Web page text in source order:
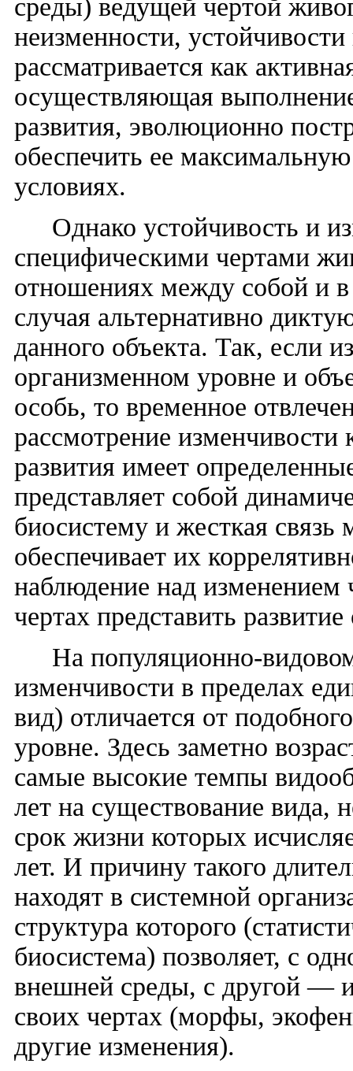
среды) ведущей чертой
неизменности,
рассматривается как
осуществляющая
развития, эволюционно
обеспечить ее
условиях.
Однако устойчивость и
специфическими чертами
отношениях между собой и в
случая альтернативно
данного объекта. Так, если
организменном уровне и
особь, то временное
рассмотрение изменчивости
развития имеет
представляет собой
биосистему и жесткая связь
обеспечивает их
наблюдение над изменением
чертах представить
На популяционно-
изменчивости в пределах
вид) отличается от
уровне. Здесь заметно
самые высокие темпы
лет на существование вида,
срок жизни которых
лет. И причину такого
находят в системной
структура которого
биосистема) позволяет, с
внешней среды, с другой —
своих чертах (морфы,
другие изменения).